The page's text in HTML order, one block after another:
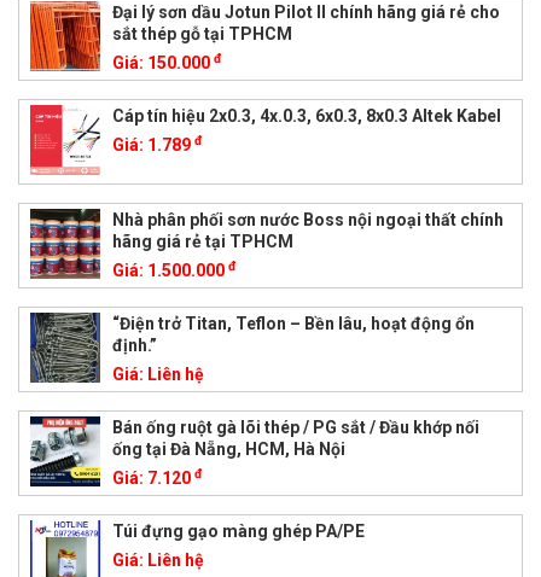
Đại lý sơn dầu Jotun Pilot II chính hãng giá rẻ cho
sắt thép gỗ tại TPHCM
Giá: 150.000 đ
Cáp tín hiệu 2x0.3, 4x.0.3, 6x0.3, 8x0.3 Altek Kabel
Giá: 1.789 đ
Nhà phân phối sơn nước Boss nội ngoại thất chính
hãng giá rẻ tại TPHCM
Giá: 1.500.000 đ
“Điện trở Titan, Teflon – Bền lâu, hoạt động ổn
định.”
Giá: Liên hệ
Bán ống ruột gà lõi thép / PG sắt / Đầu khớp nối
ống tại Đà Nẵng, HCM, Hà Nội
Giá: 7.120 đ
Túi đựng gạo màng ghép PA/PE
Giá: Liên hệ